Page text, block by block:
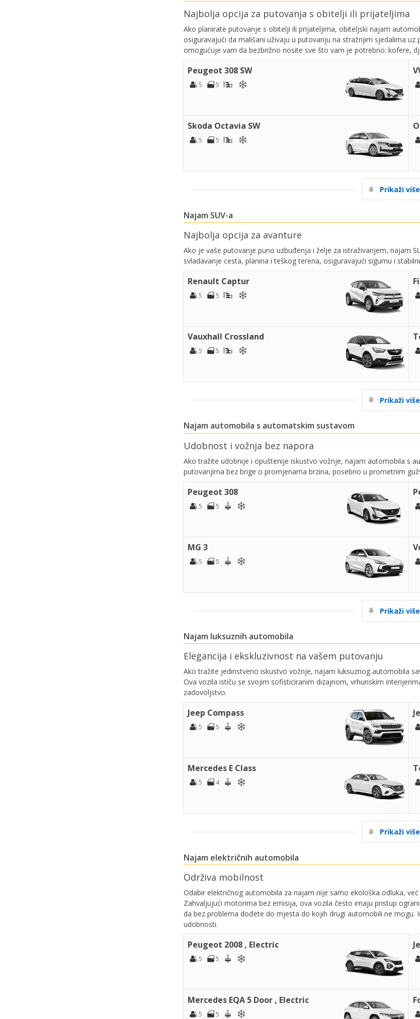
Posebni popusti
Pristupite ekskluzivnim ponudama naših
Prijava putem eLinka
Najbolja opcija za putovanja s obitelji ili prijateljima
Ako planirate putovanje s obitelji ili prijateljima, obiteljski najam
osiguravajući da mališani uživaju u putovanju na stražnjim sjedalima
omogućuje vam da bezbrižno nosite sve što vam je potrebno: kofere,
Peugeot 308 SW
5 5
Skoda Octavia SW
5 5
Prikaži
Najam SUV-a
Najbolja opcija za avanture
Ako je vaše putovanje puno uzbuđenja i želje za istraživanjem, najam
svladavanje cesta, planina i teškog terena, osiguravajući sigurnu i
Renault Captur
5 5
Vauxhall Crossland
5 5
Prikaži
Najam automobila s automatskim sustavom
Udobnost i vožnja bez napora
Ako tražite udobnije i opuštenije iskustvo vožnje, najam automobila s
putovanjima bez brige o promjenama brzina, posebno u prometnim
Peugeot 308
5 5
MG 3
5 5
Prikaži
Najam luksuznih automobila
Elegancija i ekskluzivnost na vašem putovanju
Ako tražite jedinstveno iskustvo vožnje, najam luksuznog automobila
Ova vozila ističu se svojim sofisticiranim dizajnom, vrhunskim
zadovoljstvo.
Jeep Compass
5 5
Mercedes E Class
5 4
Prikaži
Najam električnih automobila
Održiva mobilnost
Odabir električnog automobila za najam nije samo ekološka odluka,
Zahvaljujući motorima bez emisija, ova vozila često imaju pristup
da bez problema dođete do mjesta do kojih drugi automobili ne
udobnosti.
Peugeot 2008 , Electric
5 5
Mercedes EQA 5 Door , Electric
5 5